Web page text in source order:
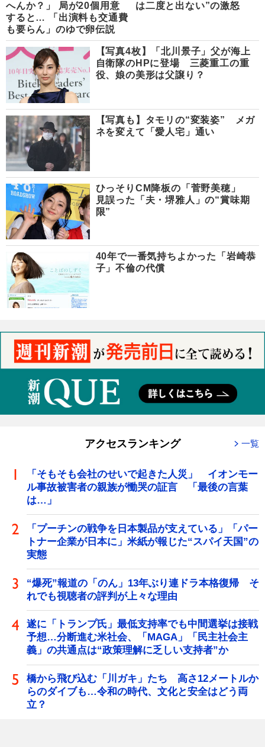
へんか？」 局が20個用意
すると… 「出演料も交通費
も要らん」のゆで卵伝説
は二度と出ない”の激怒
【写真4枚】「北川景子」父が海上
自衛隊のHPに登場 三菱重工の重
役、娘の美形は父譲り？
【写真も】タモリの“変装姿” メガ
ネを変えて「愛人宅」通い
ひっそりCM降板の「菅野美穂」
見誤った「夫・堺雅人」の“賞味期
限”
40年で一番気持ちよかった「岩崎恭
子」不倫の代償
アクセスランキング 一覧
「そもそも会社のせいで起きた人災」 イオンモー
ル事故被害者の親族が慟哭の証言 「最後の言葉
は…」
「プーチンの戦争を日本製品が支えている」「パー
トナー企業が日本に」米紙が報じた“スパイ天国”の
実態
“爆死”報道の「のん」13年ぶり連ドラ本格復帰 そ
れでも視聴者の評判が上々な理由
遂に「トランプ氏」最低支持率でも中間選挙は接戦
予想…分断進む米社会、「MAGA」「民主社会主
義」の共通点は“政策理解に乏しい支持者”か
橋から飛び込む「川ガキ」たち 高さ12メートルか
らのダイブも…令和の時代、文化と安全はどう両
立？